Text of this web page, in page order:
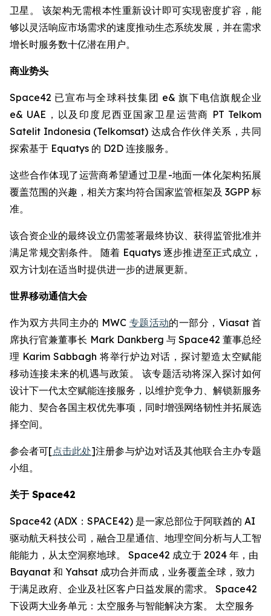
卫星。 该架构无需根本性重新设计即可实现密度扩容，能
够以灵活响应市场需求的速度推动生态系统发展，并在需求
增长时服务数十亿潜在用户。
商业势头
Space42 已宣布与全球科技集团 e& 旗下电信旗舰企业
e& UAE，以及印度尼西亚国家卫星运营商 PT Telkom
Satelit Indonesia (Telkomsat) 达成合作伙伴关系，共同
探索基于 Equatys 的 D2D 连接服务。
这些合作体现了运营商希望通过卫星-地面一体化架构拓展
覆盖范围的兴趣，相关方案均符合国家监管框架及 3GPP 标
准。
该合资企业的最终设立仍需签署最终协议、获得监管批准并
满足常规交割条件。 随着 Equatys 逐步推进至正式成立，
双方计划在适当时提供进一步的进展更新。
世界移动通信大会
作为双方共同主办的 MWC 专题活动的一部分，Viasat 首
席执行官兼董事长 Mark Dankberg 与 Space42 董事总经
理 Karim Sabbagh 将举行炉边对话，探讨塑造太空赋能
移动连接未来的机遇与政策。 该专题活动将深入探讨如何
设计下一代太空赋能连接服务，以维护竞争力、解锁新服务
能力、契合各国主权优先事项，同时增强网络韧性并拓展选
择空间。
参会者可[点击此处]注册参与炉边对话及其他联合主办专题
小组。
关于 Space42
Space42 (ADX：SPACE42) 是一家总部位于阿联酋的 AI
驱动航天科技公司，融合卫星通信、地理空间分析与人工智
能能力，从太空洞察地球。 Space42 成立于 2024 年，由
Bayanat 和 Yahsat 成功合并而成，业务覆盖全球，致力
于满足政府、企业及社区客户日益发展的需求。 Space42
下设两大业务单元：太空服务与智能解决方案。 太空服务